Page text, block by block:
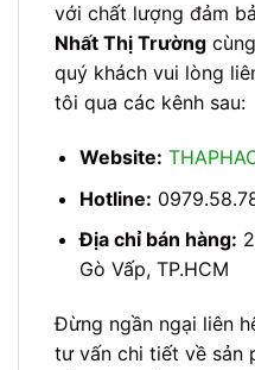
với chất lượng đảm
Nhất Thị Trường
quý khách vui lòng
tôi qua các kênh sau:
Website:
Hotline:
Địa chỉ bán hàng:
Gò Vấp, TP.HCM
Đừng ngần ngại liên
tư vấn chi tiết về sản